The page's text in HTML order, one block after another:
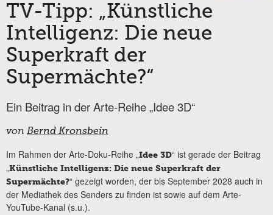
TV-Tipp: „Künstliche
Intelligenz: Die neue
Superkraft der
Supermächte?“
Ein Beitrag in der Arte-Reihe „Idee 3D“
von Bernd Kronsbein
Im Rahmen der Arte-Doku-Reihe „Idee 3D“ ist gerade der Beitrag
„Künstliche Intelligenz: Die neue Superkraft der
Supermächte?“ gezeigt worden, der bis September 2028 auch in
der Mediathek des Senders zu finden ist sowie auf dem Arte-
YouTube-Kanal (s.u.).